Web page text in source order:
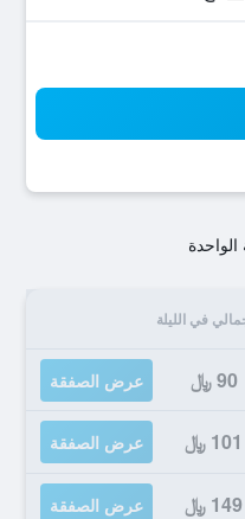
في الليلة
90 ﷼ عرض الصفقة
101 ﷼ عرض الصفقة
149 ﷼ عرض الصفقة